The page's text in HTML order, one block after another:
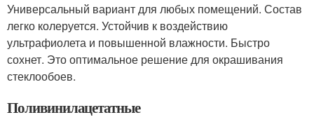
Универсальный вариант для любых помещений. Состав
легко колеруется. Устойчив к воздействию
ультрафиолета и повышенной влажности. Быстро
сохнет. Это оптимальное решение для окрашивания
стеклообоев.
Поливинилацетатные